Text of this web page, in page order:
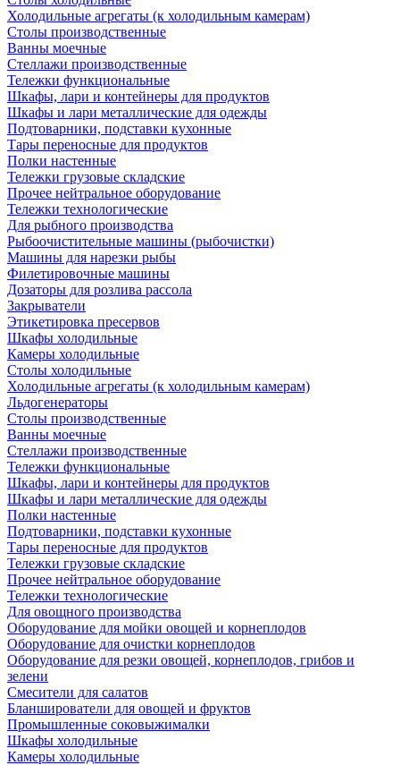
Холодильные агрегаты (к холодильным камерам)
Столы производственные
Ванны моечные
Стеллажи производственные
Тележки функциональные
Шкафы, лари и контейнеры для продуктов
Шкафы и лари металлические для одежды
Подтоварники, подставки кухонные
Тары переносные для продуктов
Полки настенные
Тележки грузовые складские
Прочее нейтральное оборудование
Тележки технологические
Для рыбного производства
Рыбоочистительные машины (рыбочистки)
Машины для нарезки рыбы
Филетировочные машины
Дозаторы для розлива рассола
Закрыватели
Этикетировка пресервов
Шкафы холодильные
Камеры холодильные
Столы холодильные
Холодильные агрегаты (к холодильным камерам)
Льдогенераторы
Столы производственные
Ванны моечные
Стеллажи производственные
Тележки функциональные
Шкафы, лари и контейнеры для продуктов
Шкафы и лари металлические для одежды
Полки настенные
Подтоварники, подставки кухонные
Тары переносные для продуктов
Тележки грузовые складские
Прочее нейтральное оборудование
Тележки технологические
Для овощного производства
Оборудование для мойки овощей и корнеплодов
Оборудование для очистки корнеплодов
Оборудование для резки овощей, корнеплодов, грибов и
зелени
Смесители для салатов
Бланширователи для овощей и фруктов
Промышленные соковыжималки
Шкафы холодильные
Камеры холодильные